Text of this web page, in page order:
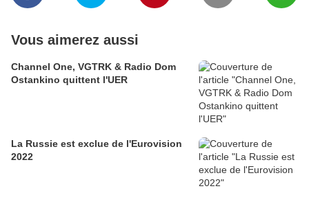
Vous aimerez aussi
Channel One, VGTRK & Radio Dom
Ostankino quittent l'UER
La Russie est exclue de l'Eurovision
2022